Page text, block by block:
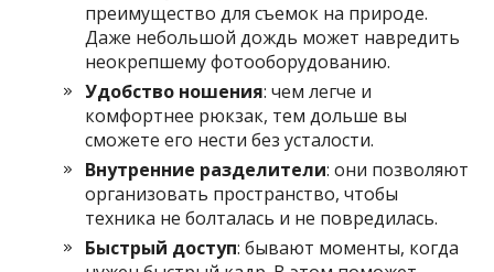
преимущество для съемок на природе.
Даже небольшой дождь может навредить
неокрепшему фотооборудованию.
Удобство ношения: чем легче и
комфортнее рюкзак, тем дольше вы
сможете его нести без усталости.
Внутренние разделители: они позволяют
организовать пространство, чтобы
техника не болталась и не повредилась.
Быстрый доступ: бывают моменты, когда